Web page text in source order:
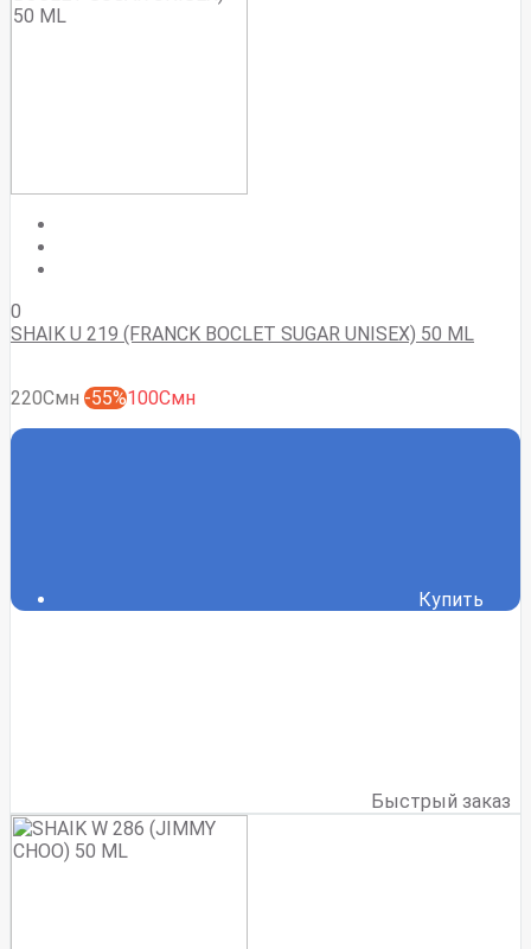
0
SHAIK U 219 (FRANCK BOCLET SUGAR UNISEX) 50 ML
220Смн -55%100Смн
Купить
Быстрый заказ